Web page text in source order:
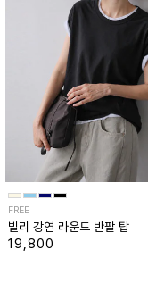
FREE
빌리 강연 라운드 반팔 탑
19,800